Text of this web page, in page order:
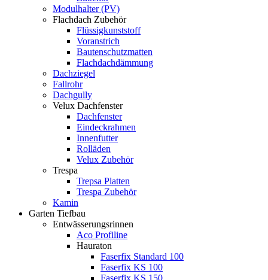
Modulhalter (PV)
Flachdach Zubehör
Flüssigkunststoff
Voranstrich
Bautenschutzmatten
Flachdachdämmung
Dachziegel
Fallrohr
Dachgully
Velux Dachfenster
Dachfenster
Eindeckrahmen
Innenfutter
Rolläden
Velux Zubehör
Trespa
Trepsa Platten
Trespa Zubehör
Kamin
Garten Tiefbau
Entwässerungsrinnen
Aco Profiline
Hauraton
Faserfix Standard 100
Faserfix KS 100
Faserfix KS 150